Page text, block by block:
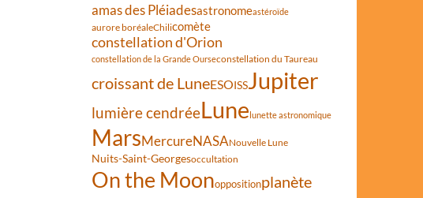
amas des Pléiadesastronomeastéroïde
aurore boréaleChilicomète
constellation d'Orion
constellation de la Grande Ourseconstellation du Taureau
croissant de LuneESOISSJupiter
lumière cendréeLunelunette astronomique
MarsMercureNASANouvelle Lune
Nuits-Saint-Georgesoccultation
On the Moonoppositionplanète